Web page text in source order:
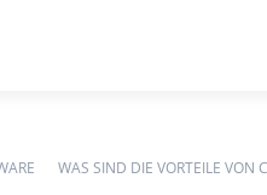
WAS SIND DIE VORTEILE VON